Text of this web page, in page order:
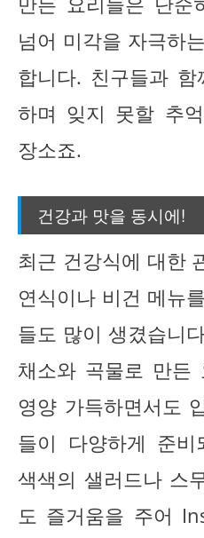
넘어 미각을 자극하
합니다. 친구들과
하며 잊지 못할 추
장소죠.
건강과 맛을 동시에!
최근 건강식에 대한
연식이나 비건 메뉴
들도 많이 생겼습니
채소와 곡물로 만든
영양 가득하면서도
들이 다양하게 준비
색색의 샐러드나 스
도 즐거움을 주어